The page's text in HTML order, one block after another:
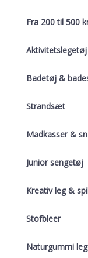
Fra 200 til 500
Aktivitetslegetøj
Badetøj &
Strandsæt
Madkasser &
Junior sengetøj
Kreativ leg &
Stofbleer
Naturgummi